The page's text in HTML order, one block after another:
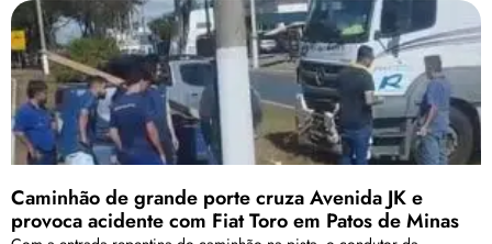
Caminhão de grande porte cruza Avenida JK e
provoca acidente com Fiat Toro em Patos de Minas